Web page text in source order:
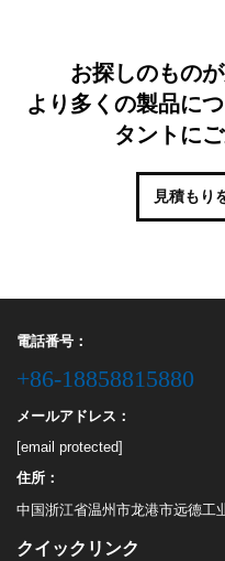
お探しのもの
より多くの製品に
タントに
見積もり
電話番号：
+86-18858815880
メールアドレス：
[email protected]
住所：
中国浙江省温州市龙港市远德工
クイックリンク